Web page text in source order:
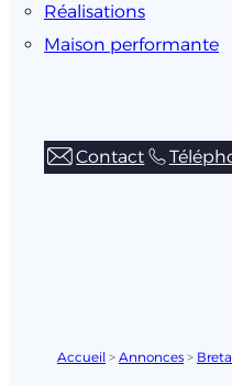
Réalisations
Maison performante
Contact
Accueil > Annonces >